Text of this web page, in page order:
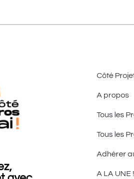
Côté
A propos
Tous les
Tous les
Adhérer
A LA UNE